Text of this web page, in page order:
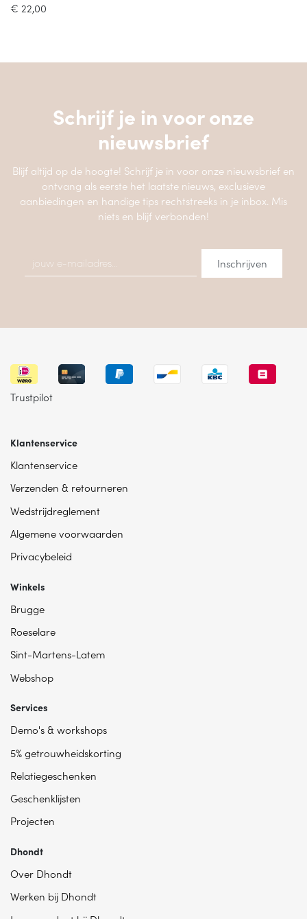
€ 22,00
Schrijf je in voor onze
nieuwsbrief
Blijf altijd op de hoogte! Schrijf je in voor onze nieuwsbrief en
ontvang als eerste het laatste nieuws, exclusieve
aanbiedingen en handige tips rechtstreeks in je inbox. Mis
niets en blijf verbonden!
Trustpilot
Klantenservice
Klantenservice
Verzenden & retourneren
Wedstrijdreglement
Algemene voorwaarden
Privacybeleid
Winkels
Brugge
Roeselare
Sint-Martens-Latem
Webshop
Services
Demo's & workshops
5% getrouwheidskorting
Relatiegeschenken
Geschenklijsten
Projecten
Dhondt
Over Dhondt
Werken bij Dhondt